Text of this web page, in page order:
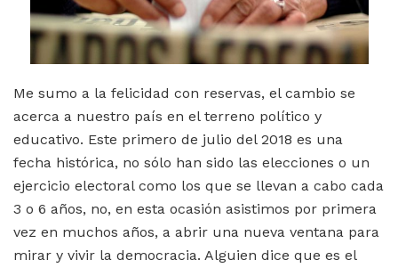
Me sumo a la felicidad con reservas, el cambio se
acerca a nuestro país en el terreno político y
educativo. Este primero de julio del 2018 es una
fecha histórica, no sólo han sido las elecciones o un
ejercicio electoral como los que se llevan a cabo cada
3 o 6 años, no, en esta ocasión asistimos por primera
vez en muchos años, a abrir una nueva ventana para
mirar y vivir la democracia. Alguien dice que es el